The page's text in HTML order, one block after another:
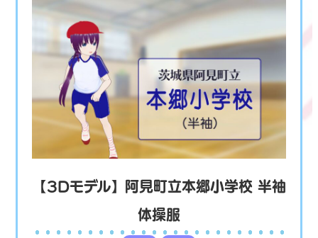
【3Dモデル】阿見町立本郷小学校 半袖
体操服